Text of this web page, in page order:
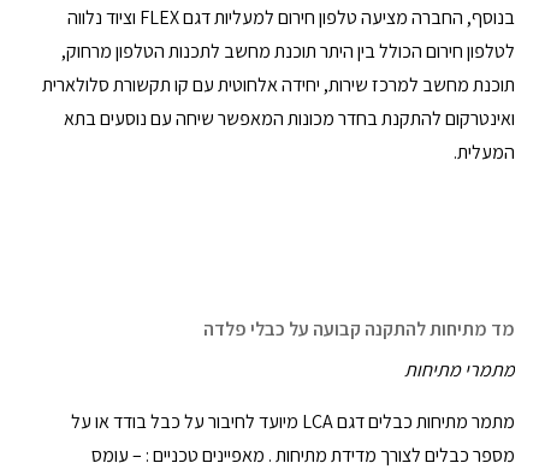
בנוסף, החברה מציעה טלפון חירום למעליות דגם FLEX וציוד נלווה
לטלפון חירום הכולל בין היתר תוכנת מחשב לתכנות הטלפון מרחוק,
תוכנת מחשב למרכז שירות, יחידה אלחוטית עם קו תקשורת סלולארית
ואינטרקום להתקנת בחדר מכונות המאפשר שיחה עם נוסעים בתא
המעלית.
מד מתיחות להתקנה קבועה על כבלי פלדה
מתמרי מתיחות
מתמר מתיחות כבלים דגם LCA מיועד לחיבור על כבל בודד או על
מספר כבלים לצורך מדידת מתיחות . מאפיינים טכניים : – עומס